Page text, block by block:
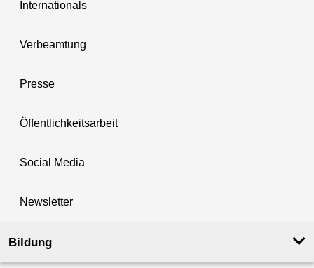
Internationals
Verbeamtung
Presse
Öffentlichkeitsarbeit
Social Media
Newsletter
Bildung